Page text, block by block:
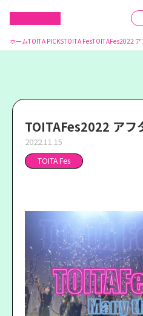
ホームTOITA PICKSTOITA FesTOITAFes2022
TOITAFes2022 アフ
2022.11.15
TOITA Fes